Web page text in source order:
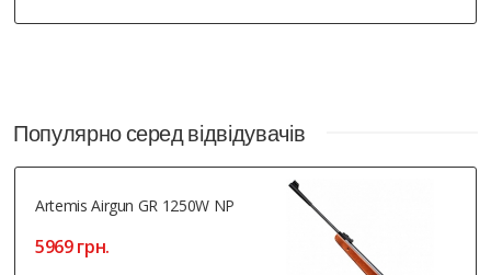
Популярно серед відвідувачів
Artemis Airgun GR 1250W NP
5969 грн.